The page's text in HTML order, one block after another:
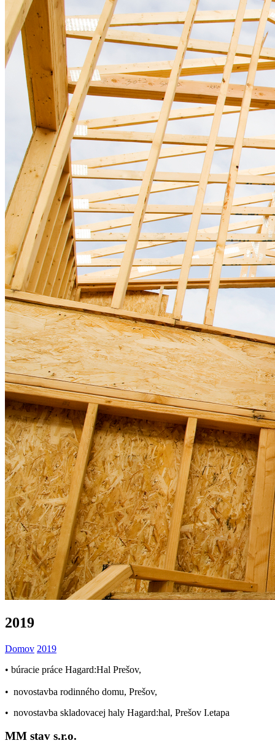
2019
Domov 2019
• búracie práce Hagard:Hal Prešov,
• novostavba rodinného domu, Prešov,
• novostavba skladovacej haly Hagard:hal, Prešov I.etapa
MM stav s.r.o.